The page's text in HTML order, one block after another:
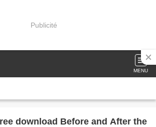
Publicité
MENU
download Before and After the